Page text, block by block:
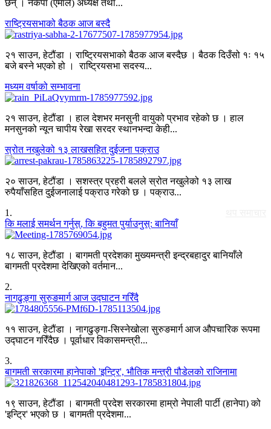
छन् । नेकपा (एमाले) अध्यक्ष तथा...
राष्ट्रियसभाको बैठक आज बस्दै
२१ साउन, हेटौंडा । राष्ट्रियसभाको बैठक आज बस्दैछ । बैठक दिउँसो १ः १५
बजे बस्ने भएको हो । राष्ट्रियसभा सदस्य...
मध्यम वर्षाको सम्भावना
२१ साउन, हेटौंडा । हाल देशभर मनसुनी वायुको प्रभाव रहेको छ । हाल
मनसुनको न्यून चापीय रेखा सरदर स्थानभन्दा केही...
स्रोत नखुलेको १३ लाखसहित दुईजना पक्राउ
२० साउन, हेटौंडा । सशस्त्र प्रहरी बलले स्रोत नखुलेको १३ लाख
रुपैयाँसहित दुईजनालाई पक्राउ गरेको छ । पक्राउ...
1 .
कि मलाई समर्थन गर्नुस्, कि बहुमत पुर्याउनुस्: बानियाँ
१८ साउन, हेटौंडा । बागमती प्रदेशका मुख्यमन्त्री इन्द्रबहादुर बानियाँले
बागमती प्रदेशमा देखिएको वर्तमान...
2.
नागढुङ्गा सुरुङमार्ग आज उद्घाटन गरिँदै
११ साउन, हेटौंडा । नागढुङ्गा-सिस्नेखोला सुरुङमार्ग आज औपचारिक रूपमा
उद्घाटन गरिँदैछ । पूर्वाधार विकासमन्त्री...
3.
बागमती सरकारमा हानेपाको 'इन्ट्रि', भौतिक मन्त्री पौडेलको राजिनामा
१९ साउन, हेटौंडा । बागमती प्रदेश सरकारमा हाम्रो नेपाली पार्टी (हानेपा) को
'इन्ट्रि' भएको छ । बागमती प्रदेशमा...